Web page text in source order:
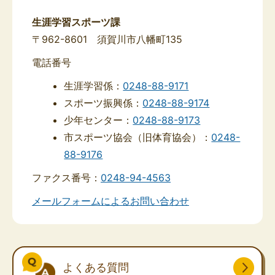
生涯学習スポーツ課
〒962-8601 須賀川市八幡町135
電話番号
生涯学習係： 0248-88-9171
スポーツ振興係： 0248-88-9174
少年センター： 0248-88-9173
市スポーツ協会（旧体育協会）： 0248-
88-9176
ファクス番号： 0248-94-4563
メールフォームによるお問い合わせ
よくある質問